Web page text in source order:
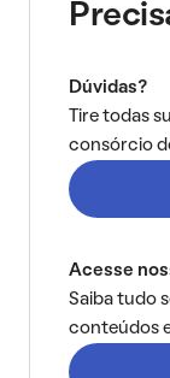
Dúvidas?
Tire todas
consórcio
Acesse
Saiba tudo
conteúdos